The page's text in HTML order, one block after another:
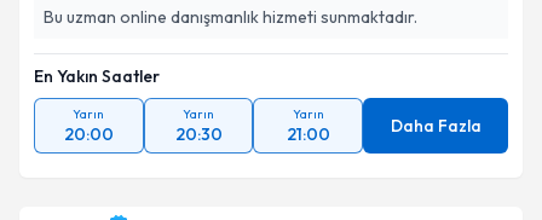
Bu uzman online danışmanlık hizmeti sunmaktadır.
En Yakın Saatler
Yarın
20:00
Yarın
20:30
Yarın
21:00 Daha Fazla